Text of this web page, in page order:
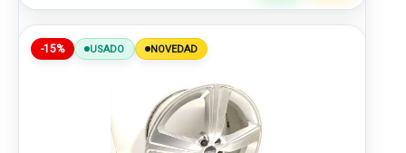
-15% USADO NOVEDAD